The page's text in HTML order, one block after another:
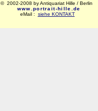
© 2002-2008 by Antiquariat Hille / Berlin
www.portrait-hille.de
eMail : siehe KONTAKT